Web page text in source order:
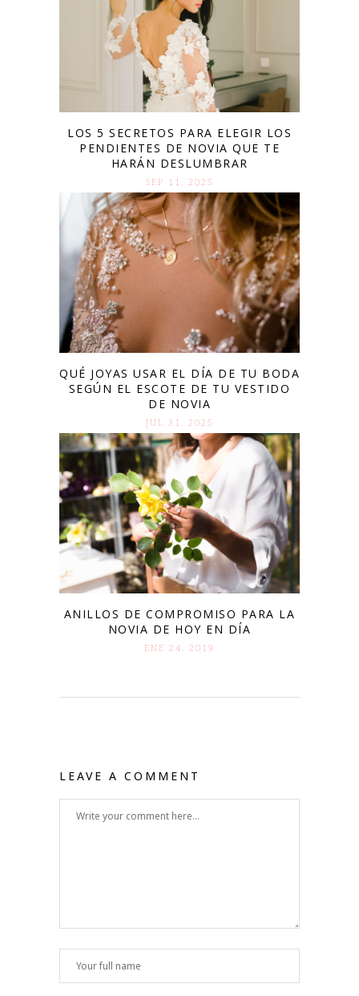
LOS 5 SECRETOS PARA ELEGIR LOS
PENDIENTES DE NOVIA QUE TE
HARÁN DESLUMBRAR
SEP 11. 2025
QUÉ JOYAS USAR EL DÍA DE TU BODA
SEGÚN EL ESCOTE DE TU VESTIDO
DE NOVIA
JUL 31. 2025
ANILLOS DE COMPROMISO PARA LA
NOVIA DE HOY EN DÍA
ENE 24. 2019
LEAVE A COMMENT